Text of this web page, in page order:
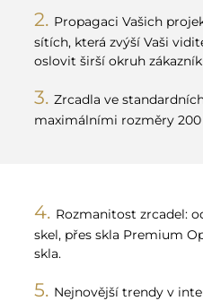
Propagaci Vašich
sítích, která zvýší Vaši
oslovit širší okruh
Zrcadla ve
maximálními rozměry
Rozmanitost zrcadel:
skel, přes skla Premium
skla.
Nejnovější trendy v